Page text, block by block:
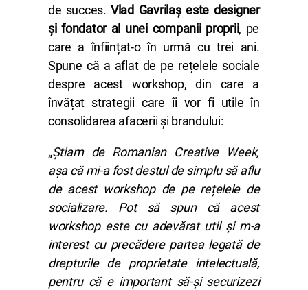
de succes.Vlad Gavrilaș este designer
și fondator al unei companii proprii, pe
care a înființat-o în urmă cu trei ani.
Spune că a aflat de pe rețelele sociale
despre acest workshop, din care a
învățat strategii care îi vor fi utile în
consolidarea afacerii și brandului:
„Știam de Romanian Creative Week,
așa că mi-a fost destul de simplu să aflu
de acest workshop de pe rețelele de
socializare. Pot să spun că acest
workshop este cu adevărat util și m-a
interest cu precădere partea legată de
drepturile de proprietate intelectuală,
pentru că e important să-și securizezi